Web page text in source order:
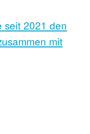
seit 2021 den
mit